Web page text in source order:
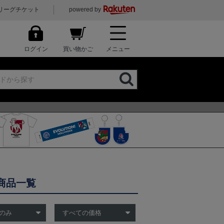
ーグチケット powered by
ログイン 買い物かご メニュー
品一覧